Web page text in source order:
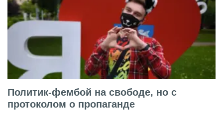
Политик-фембой на свободе, но с
протоколом о пропаганде